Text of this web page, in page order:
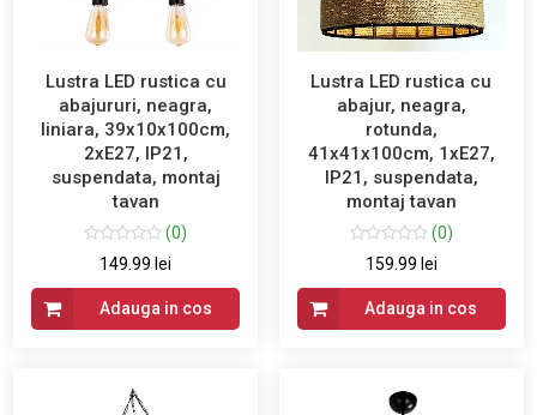
Lustra LED rustica cu
abajururi, neagra,
liniara, 39x10x100cm,
2xE27, IP21,
suspendata, montaj
tavan
(0)
149.99 lei
Adauga in cos
Lustra LED rustica cu
abajur, neagra,
rotunda,
41x41x100cm, 1xE27,
IP21, suspendata,
montaj tavan
(0)
159.99 lei
Adauga in cos